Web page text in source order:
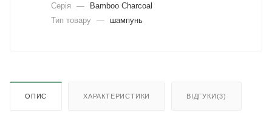
Серія
—
Bamboo Charcoal
Тип товару — шампунь
ОПИС ХАРАКТЕРИСТИКИ ВІДГУКИ(3)